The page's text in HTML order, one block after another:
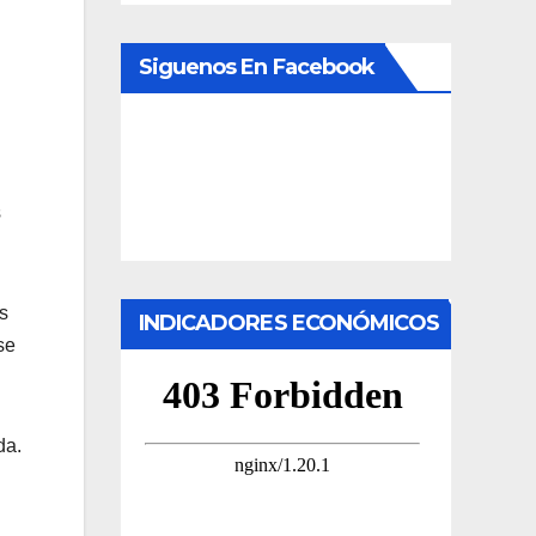
Siguenos En Facebook
INDICADORES ECONÓMICOS